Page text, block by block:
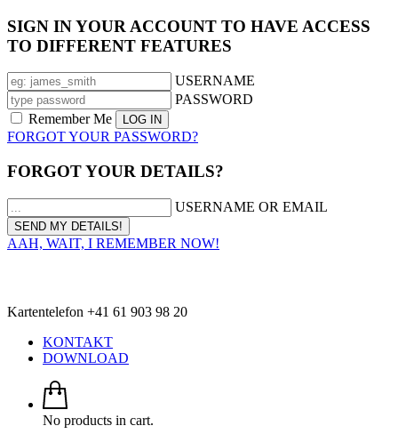
SIGN IN YOUR ACCOUNT TO HAVE ACCESS
TO DIFFERENT FEATURES
USERNAME
PASSWORD
Remember Me
FORGOT YOUR PASSWORD?
FORGOT YOUR DETAILS?
USERNAME OR EMAIL
AAH, WAIT, I REMEMBER NOW!
Kartentelefon +41 61 903 98 20
KONTAKT
DOWNLOAD
No products in cart.